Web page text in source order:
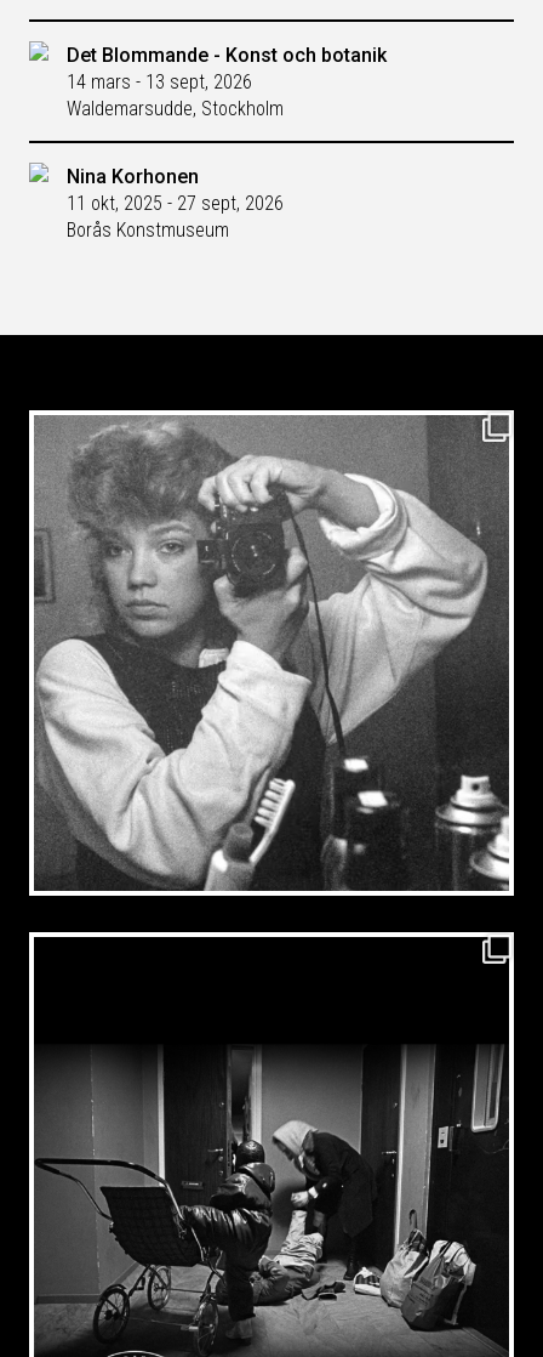
Det Blommande - Konst och botanik
14 mars - 13 sept, 2026
Waldemarsudde, Stockholm
Nina Korhonen
11 okt, 2025 - 27 sept, 2026
Borås Konstmuseum